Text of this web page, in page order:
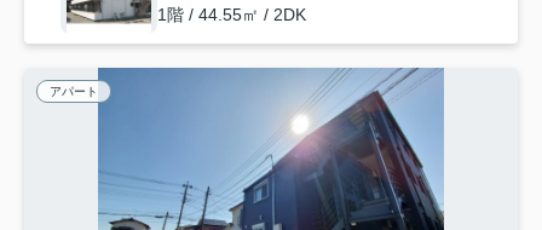
1階 / 44.55㎡ / 2DK
アパート